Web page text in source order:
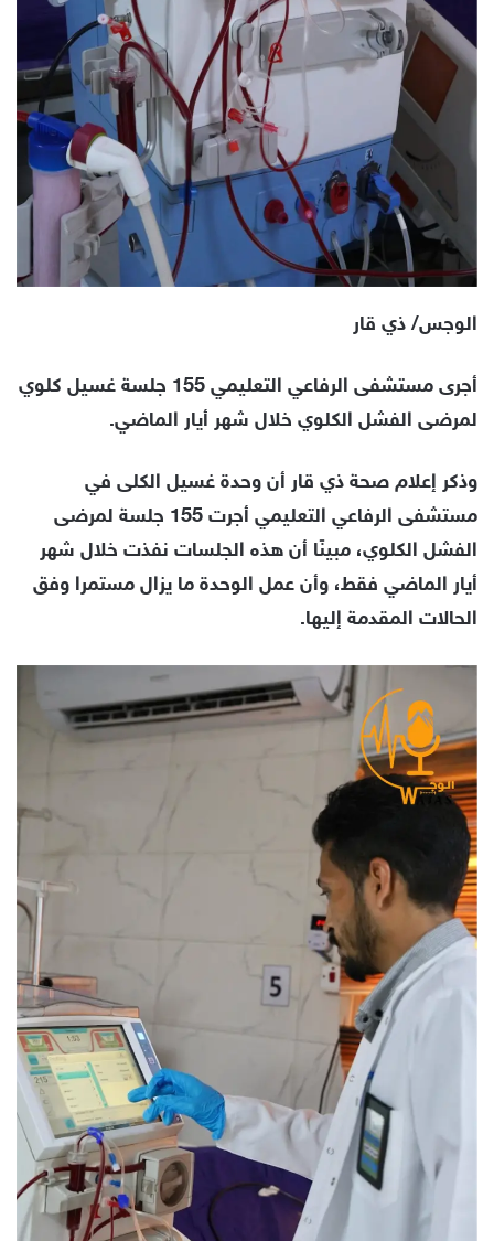
الوجس/ ذي قار
أجرى مستشفى الرفاعي التعليمي 155 جلسة غسيل كلوي
لمرضى الفشل الكلوي خلال شهر أيار الماضي.
وذكر إعلام صحة ذي قار أن وحدة غسيل الكلى في
مستشفى الرفاعي التعليمي أجرت 155 جلسة لمرضى
الفشل الكلوي، مبينًا أن هذه الجلسات نفذت خلال شهر
أيار الماضي فقط، وأن عمل الوحدة ما يزال مستمرا وفق
الحالات المقدمة إليها.